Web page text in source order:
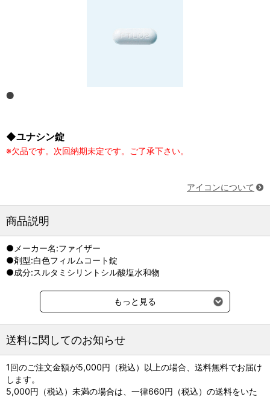
◆ユナシン錠
※欠品です。次回納期未定です。ご了承下さい。
アイコンについて
商品説明
●メーカー名:ファイザー
●剤型:白色フィルムコート錠
●成分:スルタミシリントシル酸塩水和物
もっと見る
送料に関してのお知らせ
1回のご注文金額が5,000円（税込）以上の場合、送料無料でお届け
します。
5,000円（税込）未満の場合は、一律660円（税込）の送料をいた